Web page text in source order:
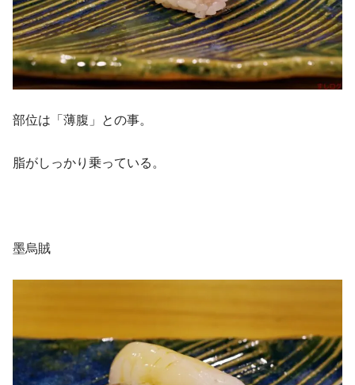
部位は「薄腹」との事。
脂がしっかり乗っている。
墨烏賊